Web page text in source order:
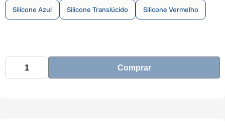
Silicone Azul Silicone Translúcido Silicone Vermelho
Comprar